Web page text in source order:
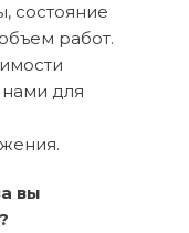
состояние
работ.
для
вы